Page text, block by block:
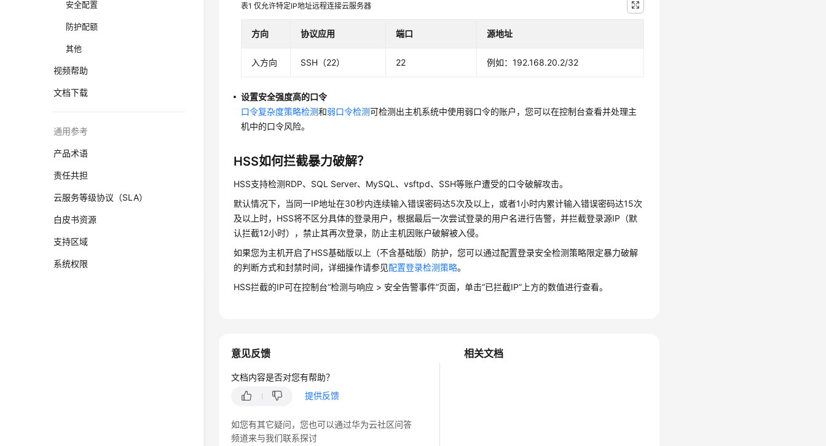
安全配置
防护配额
其他
视频帮助
文档下载
通用参考
产品术语
责任共担
云服务等级协议（SLA）
白皮书资源
支持区域
系统权限
表1仅允许特定IP地址远程连接云服务器
方向 协议应用 端口 源地址
入方向 SSH（22） 22 例如：192.168.20.2/32
设置安全强度高的口令
口令复杂度策略检测和弱口令检测可检测出主机系统中使用弱口令的账户，您可以在控制台查看并处理主
机中的口令风险。
HSS如何拦截暴力破解？
HSS支持检测RDP、SQL Server、MySQL、vsftpd、SSH等账户遭受的口令破解攻击。
默认情况下，当同一IP地址在30秒内连续输入错误密码达5次及以上，或者1小时内累计输入错误密码达15次
及以上时，HSS将不区分具体的登录用户，根据最后一次尝试登录的用户名进行告警，并拦截登录源IP（默
认拦截12小时），禁止其再次登录，防止主机因账户破解被入侵。
如果您为主机开启了HSS基础版以上（不含基础版）防护，您可以通过配置登录安全检测策略限定暴力破解
的判断方式和封禁时间，详细操作请参见配置登录检测策略。
HSS拦截的IP可在控制台“检测与响应 > 安全告警事件”页面，单击“已拦截IP” 上方的数值进行查看。
相关文档
意见反馈
文档内容是否对您有帮助？
提供反馈
如您有其它疑问，您也可以通过华为云社区问答
频道来与我们联系探讨